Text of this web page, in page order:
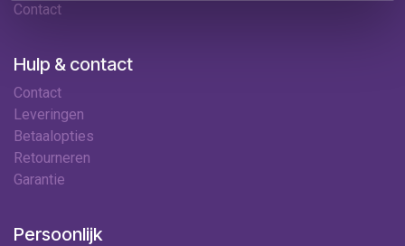
Contact
Hulp & contact
Contact
Leveringen
Betaalopties
Retourneren
Garantie
Persoonlijk